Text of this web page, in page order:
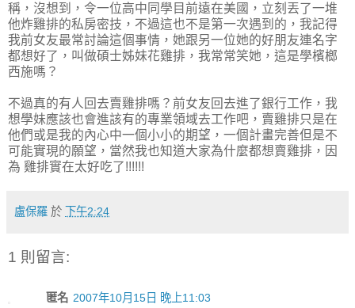
稱，沒想到，令一位高中同學目前遠在美國，立刻丟了一堆
他炸雞排的私房密技，不過這也不是第一次遇到的，我記得
我前女友最常討論這個事情，她跟另一位她的好朋友連名字
都想好了，叫做碩士姊妹花雞排，我常常笑她，這是學檳榔
西施嗎？
不過真的有人回去賣雞排嗎？前女友回去進了銀行工作，我
想學妹應該也會進該有的專業領域去工作吧，賣雞排只是在
他們或是我的內心中一個小小的期望，一個計畫完善但是不
可能實現的願望，當然我也知道大家為什麼都想賣雞排，因
為 雞排實在太好吃了!!!!!!
盧保羅 於 下午2:24
1 則留言:
匿名 2007年10月15日 晚上11:03